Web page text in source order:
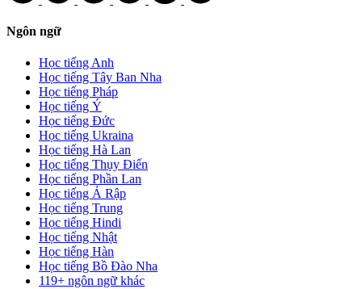
Ngôn ngữ
Học tiếng Anh
Học tiếng Tây Ban Nha
Học tiếng Pháp
Học tiếng Ý
Học tiếng Đức
Học tiếng Ukraina
Học tiếng Hà Lan
Học tiếng Thụy Điển
Học tiếng Phần Lan
Học tiếng Ả Rập
Học tiếng Trung
Học tiếng Hindi
Học tiếng Nhật
Học tiếng Hàn
Học tiếng Bồ Đào Nha
119+ ngôn ngữ khác